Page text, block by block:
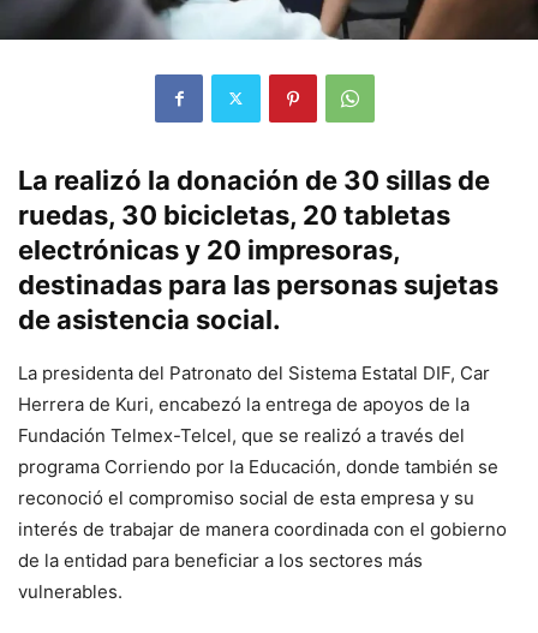
La realizó la donación de 30 sillas de
ruedas, 30 bicicletas, 20 tabletas
electrónicas y 20 impresoras,
destinadas para las personas sujetas
de asistencia social.
La presidenta del Patronato del Sistema Estatal DIF, Car
Herrera de Kuri, encabezó la entrega de apoyos de la
Fundación Telmex-Telcel, que se realizó a través del
programa Corriendo por la Educación, donde también se
reconoció el compromiso social de esta empresa y su
interés de trabajar de manera coordinada con el gobierno
de la entidad para beneficiar a los sectores más
vulnerables.